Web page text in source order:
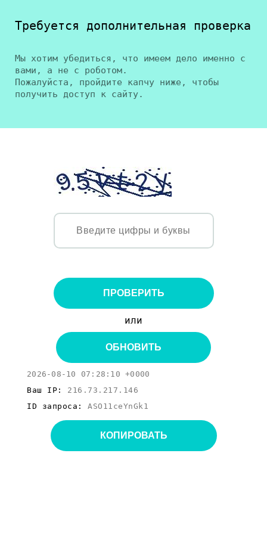
Требуется дополнительная проверка
Мы хотим убедиться, что имеем дело именно с
вами, а не с роботом.
Пожалуйста, пройдите капчу ниже, чтобы
получить доступ к сайту.
ПРОВЕРИТЬ
или
ОБНОВИТЬ
2026-08-10 07:28:10 +0000
Ваш IP: 216.73.217.146
ID запроса: ASO11ceYnGk1
КОПИРОВАТЬ